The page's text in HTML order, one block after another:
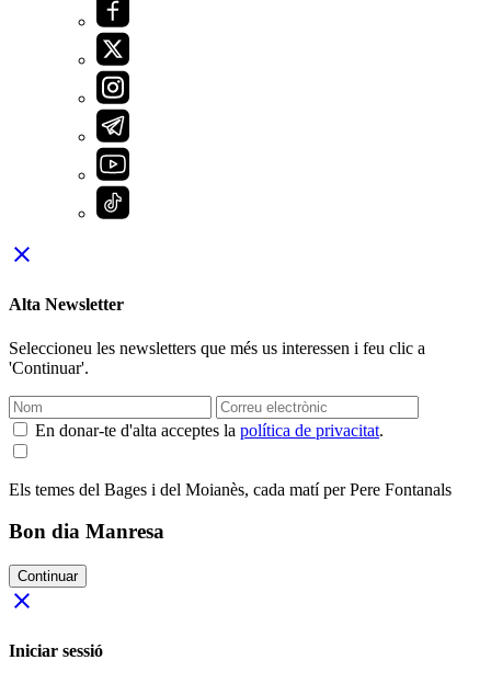
close
Alta Newsletter
Seleccioneu les newsletters que més us interessen i feu clic a
'Continuar'.
En donar-te d'alta acceptes la política de privacitat.
Els temes del Bages i del Moianès, cada matí per Pere Fontanals
Bon dia Manresa
Continuar
close
Iniciar sessió